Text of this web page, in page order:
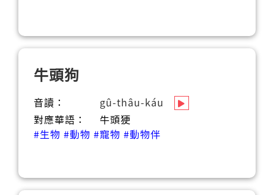
牛頭狗
音讀：
gû-thâu-káu
對應華語：
牛頭㹴
#生物 #動物 #寵物 #動物伴